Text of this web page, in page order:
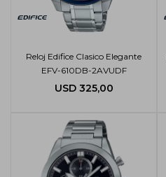
Reloj Edifice Clasico Elegante
EFV-610DB-2AVUDF
USD 325,00